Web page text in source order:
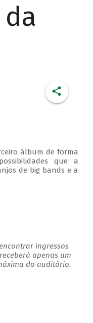
álbum de forma
que a
de big bands e a
ingressos
apenas um
do auditório.